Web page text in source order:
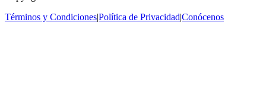
Términos y Condiciones|Política de Privacidad|Conócenos